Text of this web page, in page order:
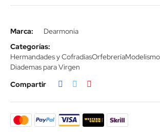
Marca:
Dearmonia
Categorías:
Hermandades y CofradíasOrfebrería
Diademas para Virgen
Compartir